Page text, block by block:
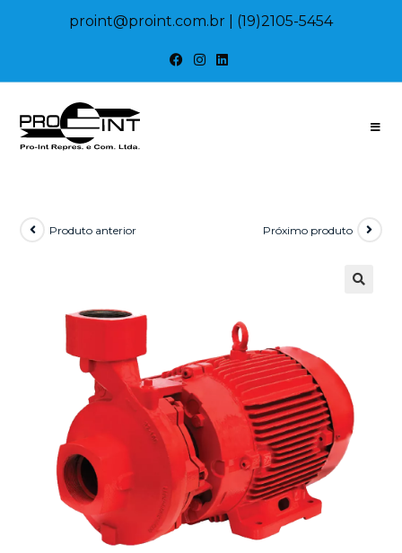
proint@proint.com.br | (19)2105-5454
Produto anterior Próximo produto